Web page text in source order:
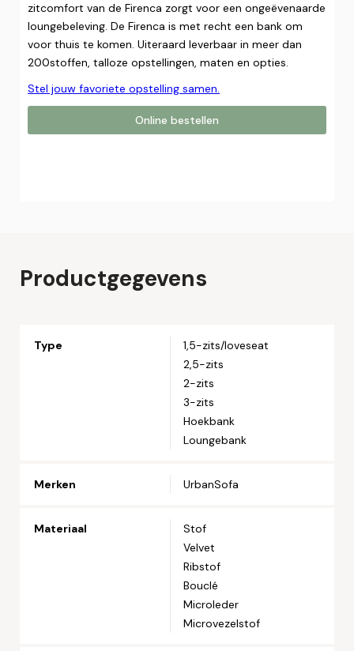
zitcomfort van de Firenca zorgt voor een ongeëvenaarde
loungebeleving. De Firenca is met recht een bank om
voor thuis te komen. Uiteraard leverbaar in meer dan
200stoffen, talloze opstellingen, maten en opties.
Stel jouw favoriete opstelling samen.
Online bestellen
Woonplaats*
Let op: zorg dat alle velden met een * zijn ingevuld.
Productgegevens
Type
1,5-zits/loveseat
2,5-zits
2-zits
3-zits
Hoekbank
Loungebank
Merken UrbanSofa
Materiaal
Stof
Velvet
Ribstof
Bouclé
Microleder
Microvezelstof